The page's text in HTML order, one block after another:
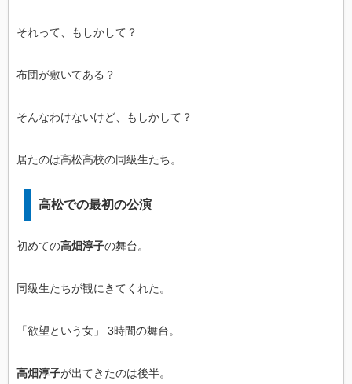
それって、もしかして？
布団が敷いてある？
そんなわけないけど、もしかして？
居たのは高松高校の同級生たち。
高松での最初の公演
初めての高畑淳子の舞台。
同級生たちが観にきてくれた。
「欲望という女」 3時間の舞台。
高畑淳子が出てきたのは後半。